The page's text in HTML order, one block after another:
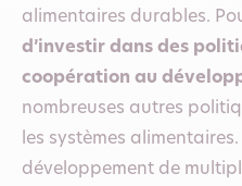
alimentaires durables.
d’investir dans des
coopération au
nombreuses autres
les systèmes
développement de